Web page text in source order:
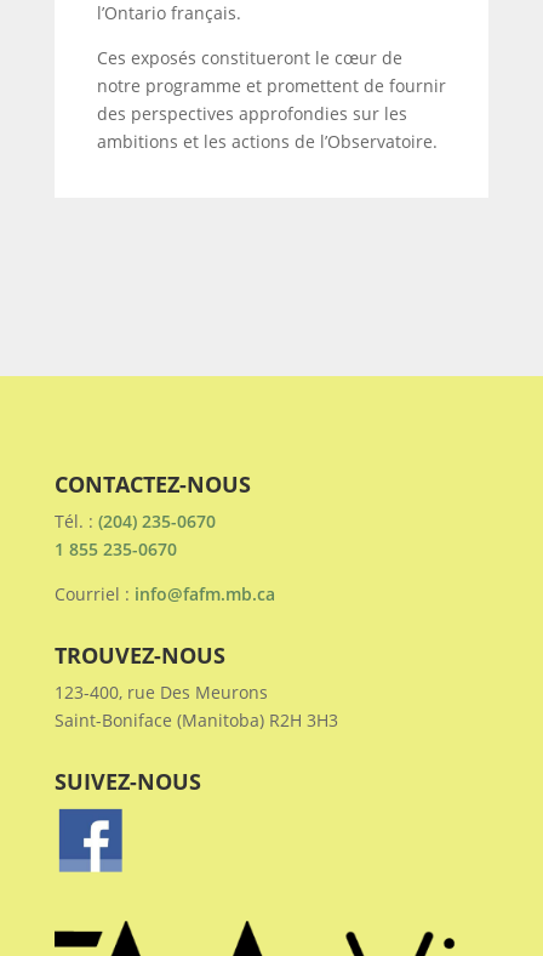
l’Ontario français.
Ces exposés constitueront le cœur de
notre programme et promettent de fournir
des perspectives approfondies sur les
ambitions et les actions de l’Observatoire.
CONTACTEZ-NOUS
Tél. : (204) 235-0670
1 855 235-0670
Courriel : info@fafm.mb.ca
TROUVEZ-NOUS
123-400, rue Des Meurons
Saint-Boniface (Manitoba) R2H 3H3
SUIVEZ-NOUS